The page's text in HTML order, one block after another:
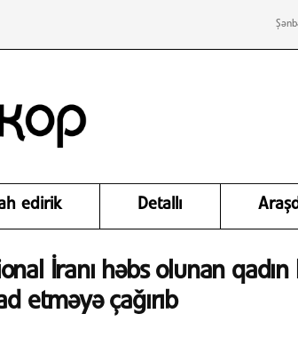
edirik Detallı
İranı həbs olunan qadın
etməyə çağırıb